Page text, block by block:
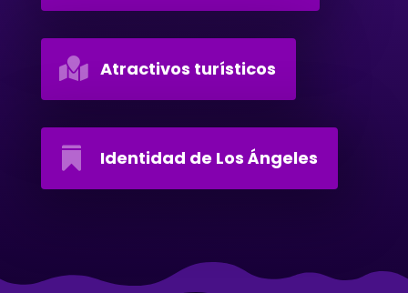
 Atractivos turísticos
 Identidad de Los Ángeles